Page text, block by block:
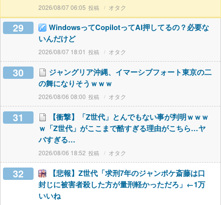
2026/08/07 06:05 オタク
29
WindowsってCopilotってAI押してるの？必要な
いんだけど
2026/08/07 18:01 オタク
30
ジャングリア沖縄、イマーシブフォート東京の二
の舞になりそうｗｗｗ
2026/08/06 08:00 オタク
31
【衝撃】「Z世代」とんでもない事が判明ｗｗｗ
ｗ「Z世代」がここまで酷すぎる理由がこちら…ヤ
バすぎる…
2026/08/06 18:52 オタク
32
【悲報】Z世代「求刑7年のジャンポケ斎藤は口
封じに被害者殺した方が量刑軽かっただろ」←1万
いいね